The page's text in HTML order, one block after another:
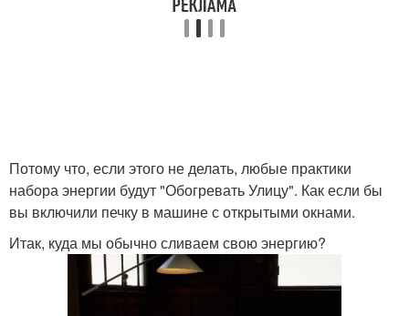
Потому что, если этого не делать, любые практики
набора энергии будут "Обогревать Улицу". Как если бы
вы включили печку в машине с открытыми окнами.
Итак, куда мы обычно сливаем свою энергию?